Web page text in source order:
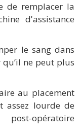
de remplacer la
d'assistance
le sang dans
ne peut plus
au placement
assez lourde de
opératoire